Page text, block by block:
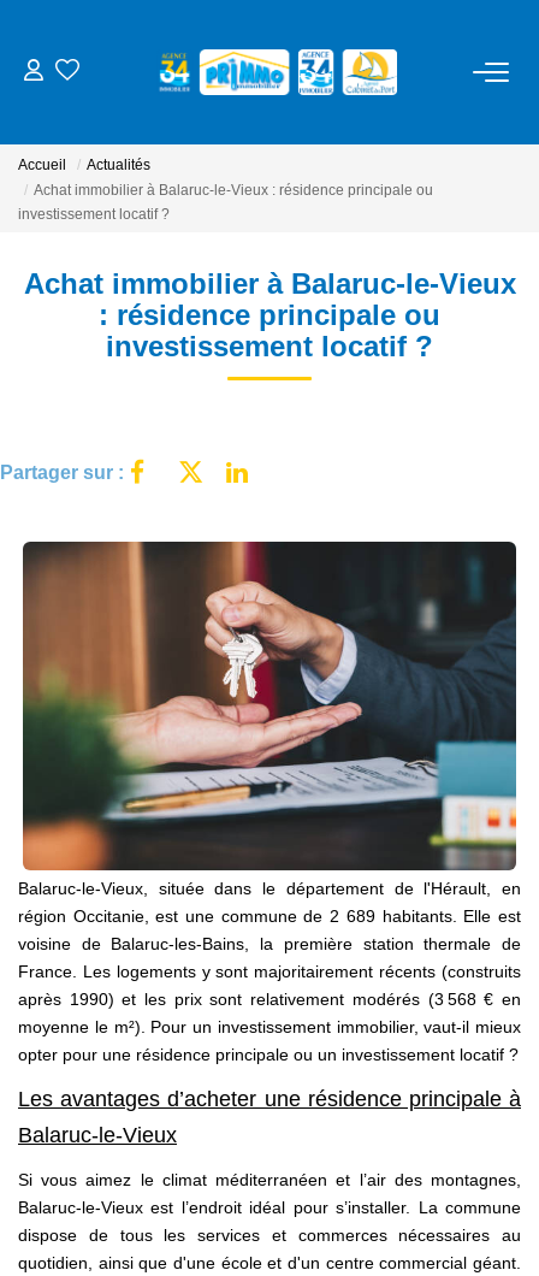
LOUER
NOS SERVICES
Location Cure / Vacances
Qui Sommes Nous
Notre Équipe
Nos Actualités
Avis Clients
EN
Accueil
Actualités
Achat immobilier à Balaruc-le-Vieux : résidence principale ou
investissement locatif ?
Achat immobilier à Balaruc-le-Vieux
: résidence principale ou
investissement locatif ?
Partager sur :
Balaruc-le-Vieux, située dans le département de l'Hérault, en
région Occitanie, est une commune de 2 689 habitants. Elle est
voisine de Balaruc-les-Bains, la première station thermale de
France. Les logements y sont majoritairement récents (construits
après 1990) et les prix sont relativement modérés (3 568 € en
moyenne le m²). Pour un investissement immobilier, vaut-il mieux
opter pour une résidence principale ou un investissement locatif ?
Les avantages d’acheter une résidence principale à
Balaruc-le-Vieux
Si vous aimez le climat méditerranéen et l’air des montagnes,
Balaruc-le-Vieux est l’endroit idéal pour s’installer. La commune
dispose de tous les services et commerces nécessaires au
quotidien, ainsi que d'une école et d'un centre commercial géant.